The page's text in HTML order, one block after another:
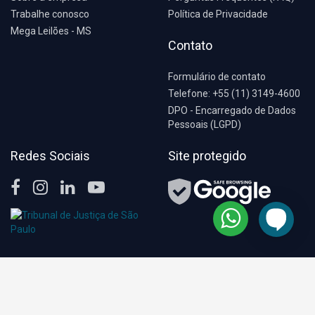
Trabalhe conosco
Mega Leilões - MS
Política de Privacidade
Contato
Formulário de contato
Telefone: +55 (11) 3149-4600
DPO - Encarregado de Dados
Pessoais (LGPD)
Redes Sociais Site protegido